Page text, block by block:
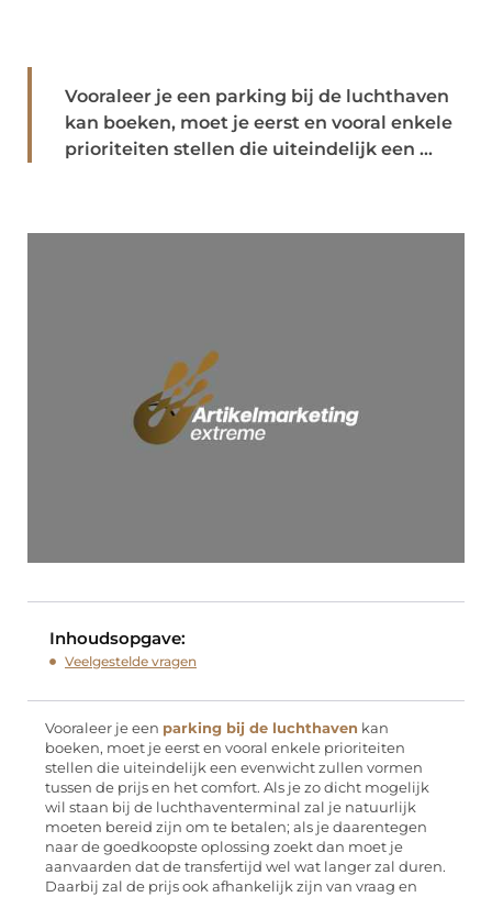
Vooraleer je een parking bij de luchthaven
kan boeken, moet je eerst en vooral enkele
prioriteiten stellen die uiteindelijk een ...
Inhoudsopgave:
Veelgestelde vragen
Vooraleer je een parking bij de luchthaven kan
boeken, moet je eerst en vooral enkele prioriteiten
stellen die uiteindelijk een evenwicht zullen vormen
tussen de prijs en het comfort. Als je zo dicht mogelijk
wil staan bij de luchthaventerminal zal je natuurlijk
moeten bereid zijn om te betalen; als je daarentegen
naar de goedkoopste oplossing zoekt dan moet je
aanvaarden dat de transfertijd wel wat langer zal duren.
Daarbij zal de prijs ook afhankelijk zijn van vraag en